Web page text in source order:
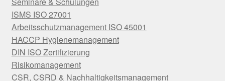
ISMS ISO 27001
Arbeitsschutzmanagement ISO 45001
HACCP Hygienemanagement
DIN ISO Zertifizierung
Risikomanagement
CSR, CSRD & Nachhaltigkeitsmanagement